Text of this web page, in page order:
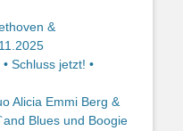
&
Schluss jetzt! •
Alicia Emmi Berg &
Blues und Boogie